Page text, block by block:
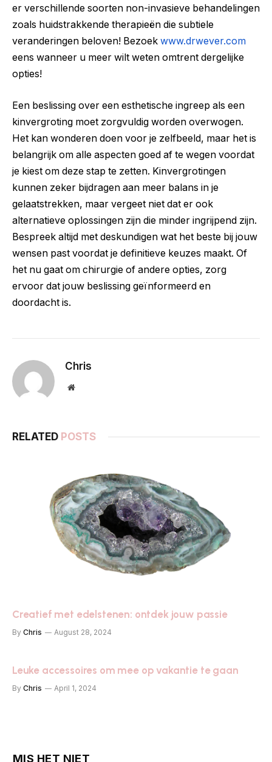
er verschillende soorten non-invasieve behandelingen
zoals huidstrakkende therapieën die subtiele
veranderingen beloven! Bezoek www.drwever.com
eens wanneer u meer wilt weten omtrent dergelijke
opties!
Een beslissing over een esthetische ingreep als een
kinvergroting moet zorgvuldig worden overwogen.
Het kan wonderen doen voor je zelfbeeld, maar het is
belangrijk om alle aspecten goed af te wegen voordat
je kiest om deze stap te zetten. Kinvergrotingen
kunnen zeker bijdragen aan meer balans in je
gelaatstrekken, maar vergeet niet dat er ook
alternatieve oplossingen zijn die minder ingrijpend zijn.
Bespreek altijd met deskundigen wat het beste bij jouw
wensen past voordat je definitieve keuzes maakt. Of
het nu gaat om chirurgie of andere opties, zorg
ervoor dat jouw beslissing geïnformeerd en
doordacht is.
Chris
Website
RELATED POSTS
Creatief met edelstenen: ontdek jouw passie
By Chris August 28, 2024
Leuke accessoires om mee op vakantie te gaan
By Chris April 1, 2024
MIS HET NIET